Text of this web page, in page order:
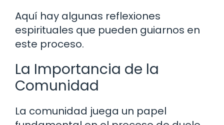
Aquí hay algunas reflexiones
espirituales que pueden guiarnos en
este proceso.
La Importancia de la
Comunidad
La comunidad juega un papel